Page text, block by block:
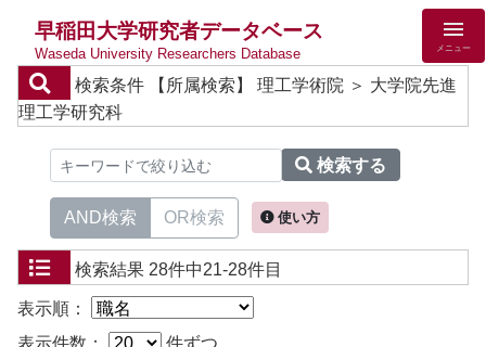
早稲田大学研究者データベース
Waseda University Researchers Database メニュー
検索条件
【所属検索】 理工学術院 ＞ 大学院先進
理工学研究科
検索する
AND検索 OR検索 使い方
検索結果 28件中21-28件目
表示順：
表示件数：
件ずつ